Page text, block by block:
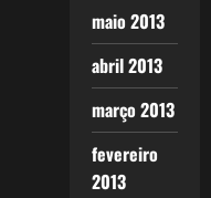
maio 2013
abril 2013
março 2013
fevereiro
2013